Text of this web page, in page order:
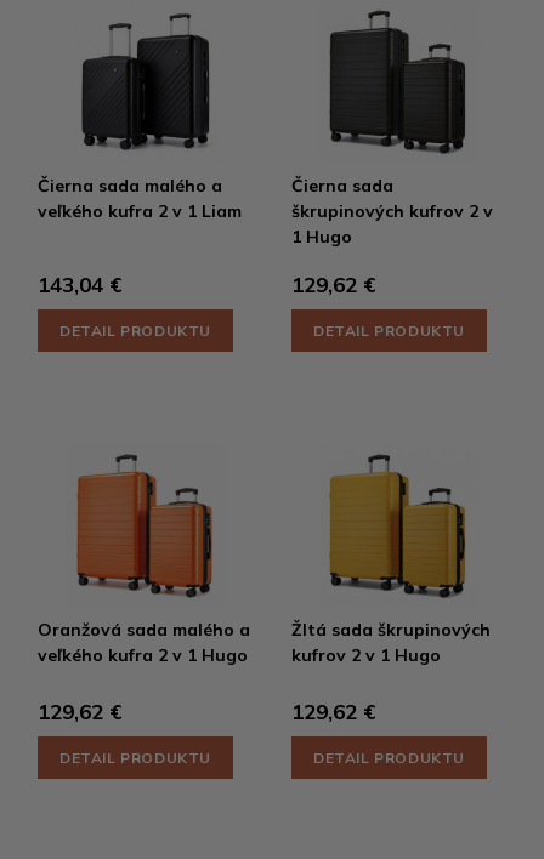
Čierna sada malého a
veľkého kufra 2 v 1 Liam
143,04 €
DETAIL PRODUKTU
Čierna sada
škrupinových kufrov 2 v
1 Hugo
129,62 €
DETAIL PRODUKTU
Oranžová sada malého a
veľkého kufra 2 v 1 Hugo
129,62 €
DETAIL PRODUKTU
Žltá sada škrupinových
kufrov 2 v 1 Hugo
129,62 €
DETAIL PRODUKTU